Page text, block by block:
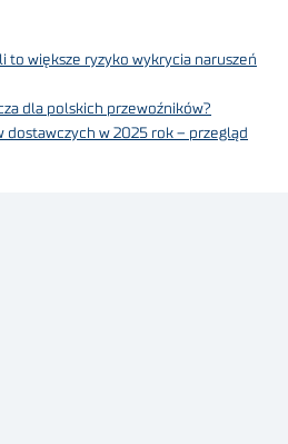
to większe ryzyko wykrycia naruszeń
dla polskich przewoźników?
dostawczych w 2025 rok – przegląd